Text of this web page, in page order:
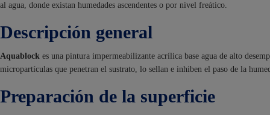
al agua, donde existan humedades ascendentes o por nivel freático.
Descripción general
Aquablock es una pintura impermeabilizante acrílica base agua de alto
micropartículas que penetran el sustrato, lo sellan e inhiben el paso de la
Preparación de la superficie